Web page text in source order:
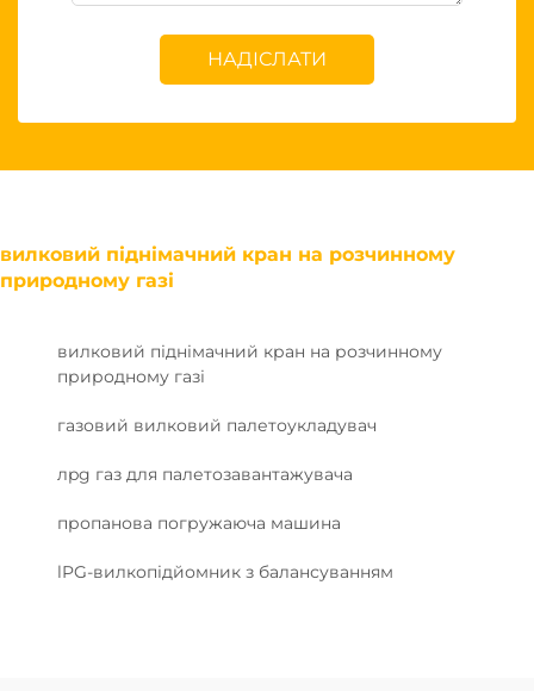
НАДІСЛАТИ
вилковий піднімачний кран на розчинному
природному газі
вилковий піднімачний кран на розчинному
природному газі
газовий вилковий палетоукладувач
лpg газ для палетозавантажувача
пропанова погружаюча машина
lPG-вилкопідйомник з балансуванням